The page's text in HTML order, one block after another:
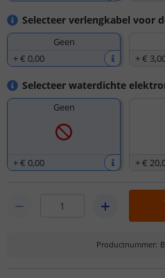
Selecteer verlengkabel voor
Geen
+€ 0,00
+€ 3,
Selecteer waterdichte
Geen
+€ 0,00 +€ 20,
Productnummer: